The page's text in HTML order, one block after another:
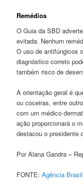
Remédios
O Guia da SBD
evitada. Nenhum
O uso de antifúngicos
diagnóstico correto
também risco de
A orientação geral é
ou coceiras, entre
com um médico
ação proporcionará o
destacou o presidente
Por Alana Gandra –
FONTE:Agência Brasil